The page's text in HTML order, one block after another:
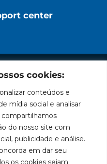
cookies:
conteúdos e
mídia social e analisar
do nosso site com
publicidade e análise.
em dar seu
os cookies sejam
center
Tiradentes,
96
Networks
Facebook
Youtube